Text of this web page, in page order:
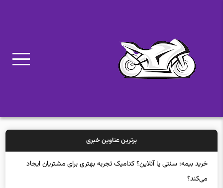
برترین عناوین خبری
خرید بیمه: سنتی یا آنلاین؟ کدامیک تجربه بهتری برای مشتریان ایجاد
می‌کند؟